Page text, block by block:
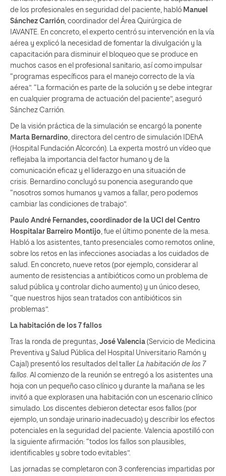
de los profesionales en seguridad del paciente, habló Manuel
Sánchez Carrión, coordinador del Área Quirúrgica de
IAVANTE. En concreto, el experto centró su intervención en la vía
aérea y explicó la necesidad de fomentar la divulgación y la
capacitación para disminuir el bloqueo que se produce en
muchos casos en el profesional sanitario, así como impulsar
“programas específicos para el manejo correcto de la vía
aérea”. “La formación es parte de la solución y se debe integrar
en cualquier programa de actuación del paciente”, aseguró
Sánchez Carrión.
De la visión práctica de la simulación se encargó la ponente
Marta Bernardino, directora del centro de simulación IDEhA
(Hospital Fundación Alcorcón). La experta mostró un vídeo que
reflejaba la importancia del factor humano y de la
comunicación eficaz y el liderazgo en una situación de
crisis. Bernardino concluyó su ponencia asegurando que
“nosotros somos humanos y vamos a fallar, pero podemos
cambiar las condiciones de trabajo”.
Paulo André Fernandes, coordinador de la UCI del Centro
Hospitalar Barreiro Montijo, fue el último ponente de la mesa.
Habló a los asistentes, tanto presenciales como remotos online,
sobre los retos en las infecciones asociadas a los cuidados de
salud. En concreto, nueve retos (por ejemplo, considerar al
aumento de resistencias a antibióticos como un problema de
salud pública y controlar dicho aumento) y un único deseo,
“que nuestros hijos sean tratados con antibióticos sin
problemas”.
La habitación de los 7 fallos
Tras la ronda de preguntas, José Valencia (Servicio de Medicina
Preventiva y Salud Pública del Hospital Universitario Ramón y
Cajal) presentó los resultados del taller La habitación de los 7
fallos. Al comienzo de la reunión se entregó a los asistentes una
hoja con un pequeño caso clínico y durante la mañana se les
invitó a que explorasen una habitación con un escenario clínico
simulado. Los discentes debieron detectar esos fallos (por
ejemplo, un sondaje urinario inadecuado) y describir los efectos
potenciales en la seguridad del paciente. Valencia apostilló con
la siguiente afirmación: “todos los fallos son plausibles,
identificables y sobre todo evitables”.
Las jornadas se completaron con 3 conferencias impartidas por